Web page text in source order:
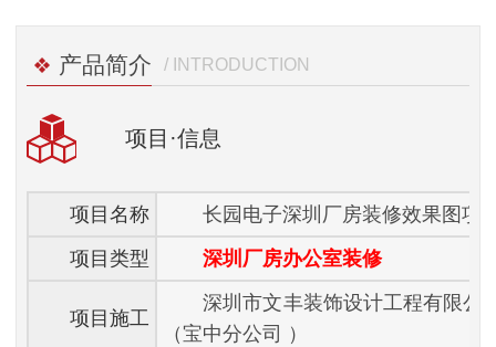
产品简介 / INTRODUCTION
项目 ·信息
项目名称
长园电子深圳厂房装修效果图项
项目类型
深圳厂房办公室装修
项目施工
深圳市文丰装饰设计工程有限公
（宝中分公司 ）